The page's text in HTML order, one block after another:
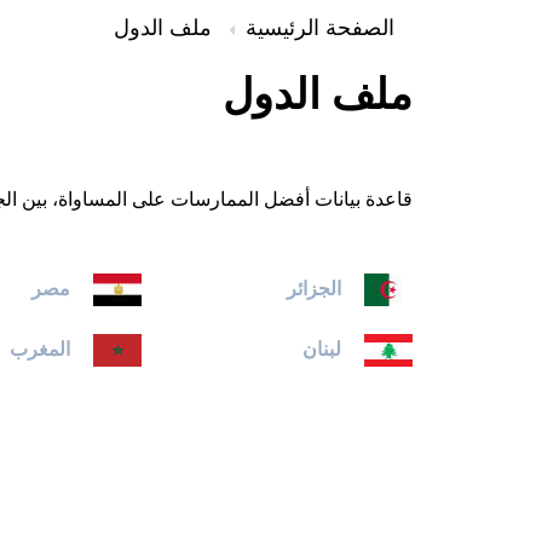
الصفحة الرئيسية ملف الدول
ملف الدول
قاعدة بيانات أفضل الممارسات على المساواة، بين
الجزائر مصر
لبنان المغرب